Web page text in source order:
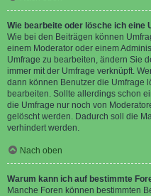
Wie bearbeite oder lösche ich eine
Wie bei den Beiträgen können
einem Moderator oder einem
Umfrage zu bearbeiten, ändern Sie
immer mit der Umfrage verknüpft.
dann können Benutzer die Umfrage
bearbeiten. Sollte allerdings schon
die Umfrage nur noch von
gelöscht werden. Dadurch soll die
verhindert werden.
Nach oben
Warum kann ich auf bestimmte
Manche Foren können bestimmten